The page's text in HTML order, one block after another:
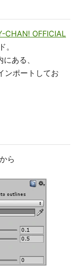
CHAN! OFFICIAL
。
ある、
ンポートしてお
ら